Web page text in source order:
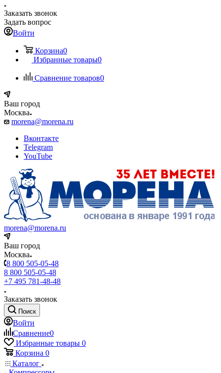
Заказать звонок
Задать вопрос
Войти
Корзина0
Избранные товары0
Сравнение товаров0
Ваш город
Москва
morena@morena.ru
Вконтакте
Telegram
YouTube
morena@morena.ru
Ваш город
Москва
8 800 505-05-48
8 800 505-05-48
+7 495 781-48-48
Заказать звонок
Поиск
Войти
Сравнение0
Избранные товары 0
Корзина 0
Каталог